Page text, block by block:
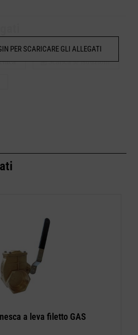
Scarica le istruzioni
PER SCARICARE GLI ALLEGATI
a leva filetto GAS